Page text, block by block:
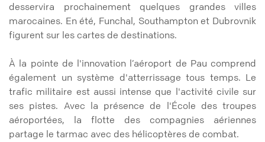
desservira prochainement quelques grandes villes
marocaines. En été, Funchal, Southampton et Dubrovnik
figurent sur les cartes de destinations.
À la pointe de l'innovation l’aéroport de Pau comprend
également un système d'atterrissage tous temps. Le
trafic militaire est aussi intense que l'activité civile sur
ses pistes. Avec la présence de l'École des troupes
aéroportées, la flotte des compagnies aériennes
partage le tarmac avec des hélicoptères de combat.